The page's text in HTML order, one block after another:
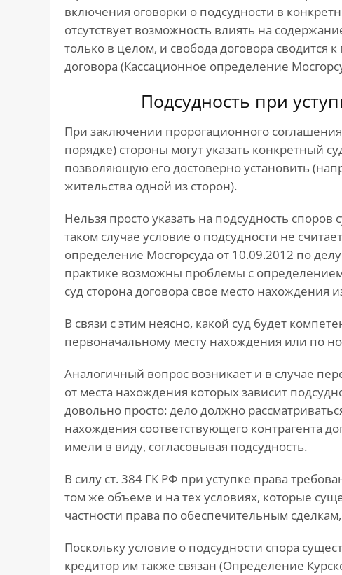
включения оговорки о подсудности в
отсутствует возможность влиять на
только в целом, и свобода договора сводится
договора (Кассационное определение
Подсудность при
При заключении пророгационного
порядке) стороны могут указать конкретный
позволяющую его достоверно установить
жительства одной из сторон).
Нельзя просто указать на подсудность
таком случае условие о подсудности не
определение Мосгорсуда от 10.09.2012 по
практике возможны проблемы с
суд сторона договора свое место нахождения
В связи с этим неясно, какой суд будет
первоначальному месту нахождения или по
Аналогичный вопрос возникает и в случае
от места нахождения которых зависит
довольно просто: дело должно
нахождения соответствующего контрагента
имели в виду, согласовывая подсудность.
В силу ст. 384 ГК РФ при уступке права
том же объеме и на тех условиях, которые
частности права по обеспечительным
Поскольку условие о подсудности спора
кредитор им также связан (Определение